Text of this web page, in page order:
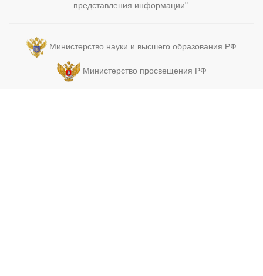
представления информации".
Министерство науки и высшего образования РФ
Министерство просвещения РФ